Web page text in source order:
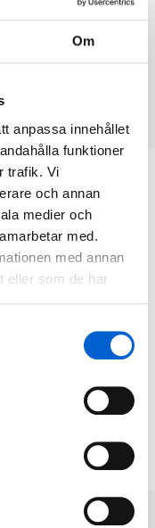
Om
anpassa innehållet
funktioner
trafik. Vi
och annan
medier och
med.
med annan
eller som de har
information för att få
rätt propeller.